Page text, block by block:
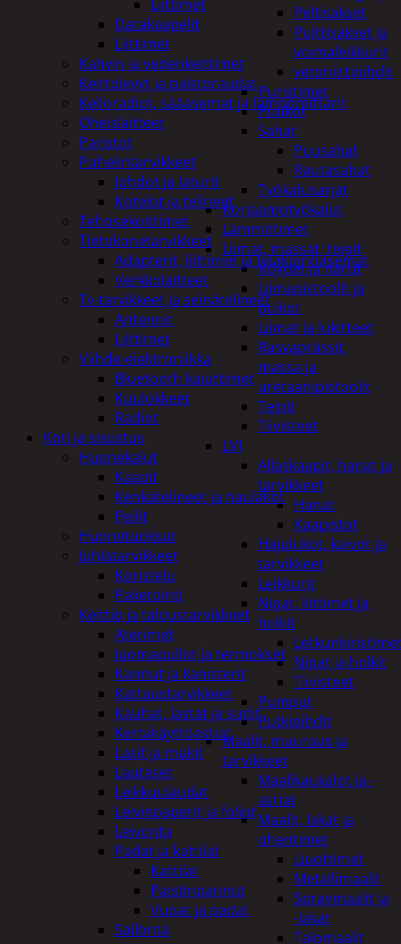
Peltisakset
Pulttisakset ja
voimaleikkurit
vetoniittipihdit
Puristimet
Puukot
Sahat
Puusahat
Rautasahat
Työkalusarjat
Korjaamotyökalut
Lämmittimet
Liimat, massat, teipit
Köydet ja narut
Liimapistoolit ja
puikot
Liimat ja lukitteet
Rasvaprässit,
massa ja
uretaanipistoolit
Teipit
Tiivisteet
LVI
Allaskaapit, hanat ja
tarvikkeet
Hanat
Kaapistot
Hajulukot, kaivot ja
tarvikkeet
Leikkurit
Nipat, liittimet ja
holkit
Nipat ja holkit
Tiivisteet
Pumput
Putkipihdit
Maalit, muuraus ja
tarvikkeet
Maalikaukalot ja -
astiat
Maalit, lakat ja
ohentimet
Liuottimet
Metallimaalit
Spraymaalit ja
-lakat
Talomaalit
Liittimet
Datakaapelit
Liittimet
Kahvin ja vedenkeittimet
Keittolevyt ja paistoraudat
Kelloradiot, sääasemat ja lämpömittarit
Oheislaitteet
Paristot
Puhelintarvikkeet
Johdot ja laturit
Kotelot ja telineet
Tehosekoittimet
Tietokonetarvikkeet
Adapterit, liittimet ja telakointiasemat
Verkkolaitteet
Tv-tarvikkeet ja seinätelineet
Antennit
Liittimet
Viihde-elektroniikka
Bluetooth kaiuttimet
Kuulokkeet
Radiot
Koti ja sisustus
Huonekalut
Kaapit
Kenkätelineet ja naulakot
Peilit
Huonetuoksut
Juhlatarvikkeet
Koristelu
Paketointi
Keittiö ja taloustarvikkeet
Aterimet
Juomapullot ja termokset
Kannut ja kanisterit
Kattaustarvikkeet
Kauhat, lastat ja sudit
Kertakäyttöastiat
Lasit ja mukit
Lautaset
Leikkuulaudat
Leivinpaperit ja foliot
Leivonta
Padat ja kattilat
Kattilat
Paistinpannut
Vuoat ja padat
Säilöntä